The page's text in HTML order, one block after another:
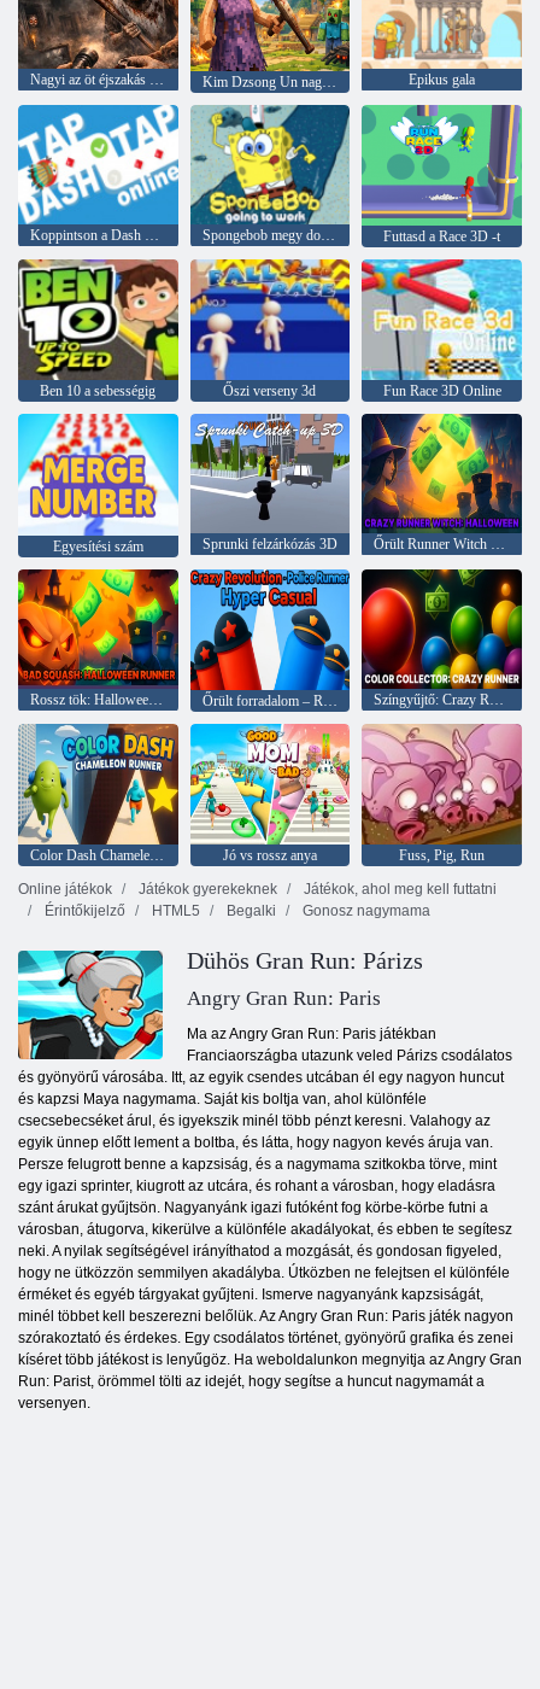
Nagyi az öt éjszakás megváltásban Kim Dzsong Un nagyi a Minecraft Worldben Epikus gala
Koppintson a Dash Online elemre Spongebob megy dolgozni Futtasd a Race 3D -t
Ben 10 a sebességig Őszi verseny 3d Fun Race 3D Online
Egyesítési szám Sprunki felzárkózás 3D Őrült Runner Witch Halloween
Rossz tök: Halloween Runner Őrült forradalom – Rendőrfutó Hyper Casual Színgyűjtő: Crazy Runner
Color Dash Chameleon Runner Jó vs rossz anya
Fuss, Pig, Run
Online játékok
Játékok gyerekeknek
Játékok, ahol meg kell futtatni
Érintőkijelző
HTML5 Begalki Gonosz nagymama
Dühös Gran Run: Párizs
Angry Gran Run: Paris
Ma az Angry Gran Run: Paris játékban
Franciaországba utazunk veled Párizs csodálatos
és gyönyörű városába. Itt, az egyik csendes utcában él egy nagyon huncut
és kapzsi Maya nagymama. Saját kis boltja van, ahol különféle
csecsebecséket árul, és igyekszik minél több pénzt keresni. Valahogy az
egyik ünnep előtt lement a boltba, és látta, hogy nagyon kevés áruja van.
Persze felugrott benne a kapzsiság, és a nagymama szitkokba törve, mint
egy igazi sprinter, kiugrott az utcára, és rohant a városban, hogy eladásra
szánt árukat gyűjtsön. Nagyanyánk igazi futóként fog körbe-körbe futni a
városban, átugorva, kikerülve a különféle akadályokat, és ebben te segítesz
neki. A nyilak segítségével irányíthatod a mozgását, és gondosan figyeled,
hogy ne ütközzön semmilyen akadályba. Útközben ne felejtsen el különféle
érméket és egyéb tárgyakat gyűjteni. Ismerve nagyanyánk kapzsiságát,
minél többet kell beszerezni belőlük. Az Angry Gran Run: Paris játék nagyon
szórakoztató és érdekes. Egy csodálatos történet, gyönyörű grafika és zenei
kíséret több játékost is lenyűgöz. Ha weboldalunkon megnyitja az Angry Gran
Run: Parist, örömmel tölti az idejét, hogy segítse a huncut nagymamát a
versenyen.